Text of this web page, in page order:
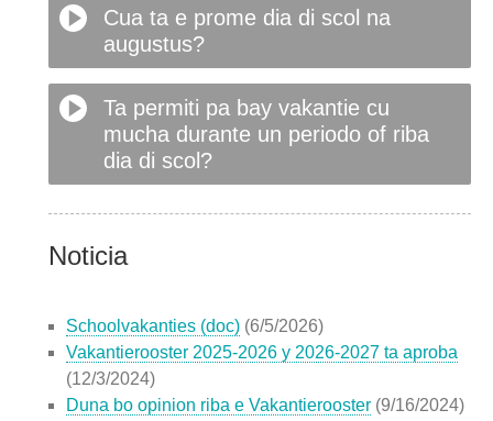
Cua ta e prome dia di scol na
augustus?
Ta permiti pa bay vakantie cu
mucha durante un periodo of riba
dia di scol?
Noticia
Schoolvakanties (doc) (6/5/2026)
Vakantierooster 2025-2026 y 2026-2027 ta aproba
(12/3/2024)
Duna bo opinion riba e Vakantierooster (9/16/2024)